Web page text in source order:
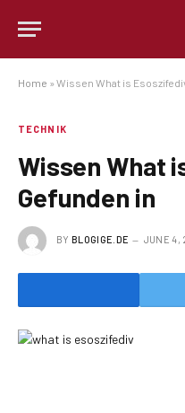
Home » Wissen What is
TECHNIK
Wissen What
Gefunden in
BY BLOGIGE.DE JUNE 4,